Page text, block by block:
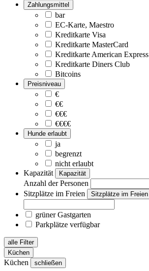
Zahlungsmittel
bar
EC-Karte, Maestro
Kreditkarte Visa
Kreditkarte MasterCard
Kreditkarte American Express
Kreditkarte Diners Club
Bitcoins
Preisniveau
€
€€
€€€
€€€€
Hunde erlaubt
ja
begrenzt
nicht erlaubt
Kapazität
Kapazität
Anzahl der Personen
Sitzplätze im Freien
Sitzplätze im Freien
grüner Gastgarten
Parkplätze verfügbar
alle Filter
Küchen
Küchen schließen